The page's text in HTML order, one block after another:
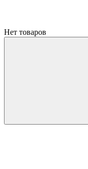
Нет товаров